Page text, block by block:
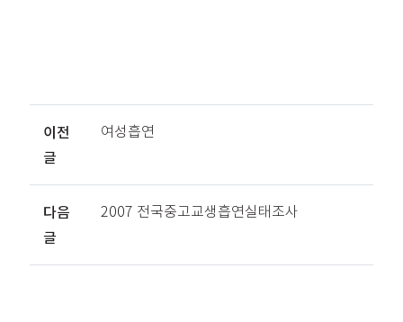
이전
글
여성흡연
다음
글
2007 전국중고교생흡연실태조사